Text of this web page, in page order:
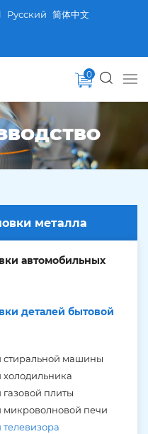
Pусский 简体中文
0
металла
автомобильных
деталей бытовой
стиральной машины
плиты
печи